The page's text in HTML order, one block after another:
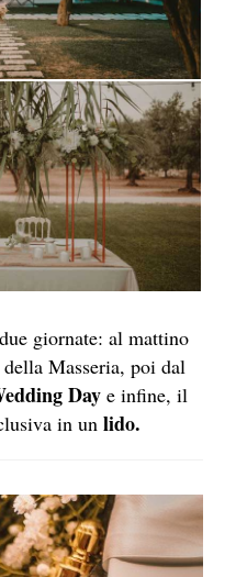
giornate: al mattino
della Masseria, poi dal
Day e infine, il
in un lido.